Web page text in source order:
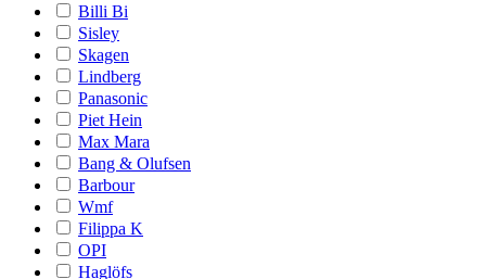
Billi Bi
Sisley
Skagen
Lindberg
Panasonic
Piet Hein
Max Mara
Bang & Olufsen
Barbour
Wmf
Filippa K
OPI
Haglöfs